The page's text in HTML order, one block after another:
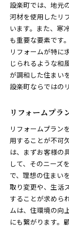
設楽町では、地元
河材を使用したリ
います。また、寒
も重要な要素です
リフォームが特に
じられるような和
が調和した住まい
設楽町ならではの
リフォームプラ
リフォームプラン
用することが不可
は、まずお客様の
して、そのニーズ
で、理想の住まい
取り変更や、生活
することが求めら
ムは、住環境の向
にも繋がります。